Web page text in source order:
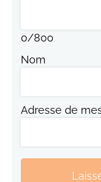
0/800
Nom
Adresse de